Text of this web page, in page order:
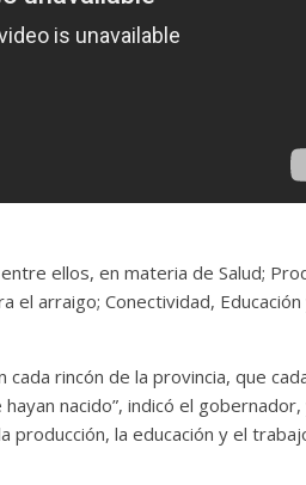
ellos, en materia de Salud;
el arraigo; Conectividad,
rincón de la provincia, que
nacido”, indicó el gobernador,
la educación y el